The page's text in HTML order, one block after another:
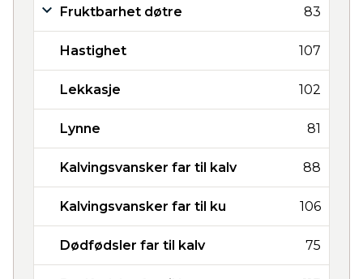
Fruktbarhet døtre 83
Hastighet 107
Lekkasje 102
Lynne 81
Kalvingsvansker far til kalv 88
Kalvingsvansker far til ku 106
Dødfødsler far til kalv 75